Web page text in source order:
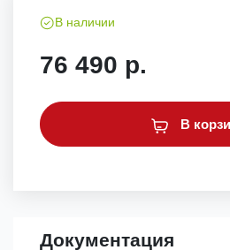
В наличии
76 490 р.
В
Документация